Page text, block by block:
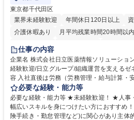
東京都千代田区
業界未経験歓迎
年間休日120日以上
介護休暇あり
月平均残業時間20時間以内
住宅手当あり
育休あり
完全週休2日制 交通費支給
仕事の内容
企業名 株式会社日立医薬情報ソリューションズ 求人名 【総務・人
経験歓迎/日立グループ/組織運営を支えるゼネラ
容 入社直後は労務（労務管理・給与計算・
任せいたします。将来は総務・採用・教育
営を支えるゼネラリストをめざせます。 ・初期業務：労働時間管理、給与
計算、社会保険対応、福利厚生管理、安全
します。ご経験に応じて、休職者管理など
必要な経験・能力等
必要な経験・能力等 ★未経験歓迎！ ★人事
幅広いスキルを身につけたい方におすすめ！ ■労務管理(給与計算・社会
険手続き・勤怠管理など)に関心があり主